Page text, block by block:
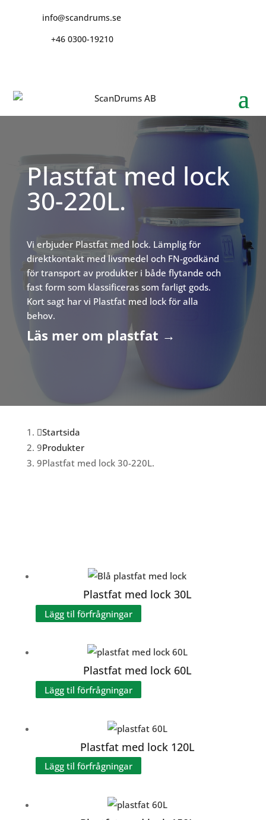
info@scandrums.se
+46 0300-19210
Plastfat med lock
30-220L.
Vi erbjuder Plastfat med lock. Lämplig för
direktkontakt med livsmedel och FN-godkänd
för transport av produkter i både flytande och
fast form som klassificeras som farligt gods.
Kort sagt har vi Plastfat med lock för alla
behov.
Läs mer om plastfat →
Startsida
Produkter
Plastfat med lock 30-220L.
Plastfat med lock 30L
Lägg til förfrågningar
Plastfat med lock 60L
Lägg til förfrågningar
Plastfat med lock 120L
Lägg til förfrågningar